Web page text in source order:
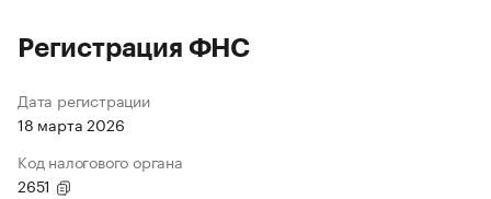
Регистрация ФНС
Дата регистрации
18 марта 2026
Код налогового органа
2651